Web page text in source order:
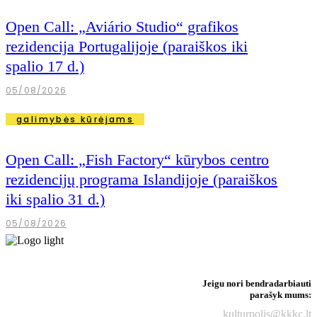
Open Call: „Aviário Studio“ grafikos
rezidencija Portugalijoje (paraiškos iki
spalio 17 d.)
05/08/2026
galimybės kūrėjams
Open Call: „Fish Factory“ kūrybos centro
rezidencijų programa Islandijoje (paraiškos
iki spalio 31 d.)
05/08/2026
Jeigu nori bendradarbiauti
parašyk mums:
kulturpolis@kkkc.lt